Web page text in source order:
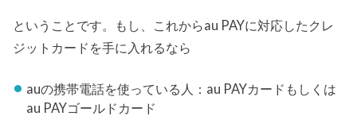
ということです。もし、これからau PAYに対応したクレ
ジットカードを手に入れるなら
auの携帯電話を使っている人：au PAYカードもしくは
au PAYゴールドカード